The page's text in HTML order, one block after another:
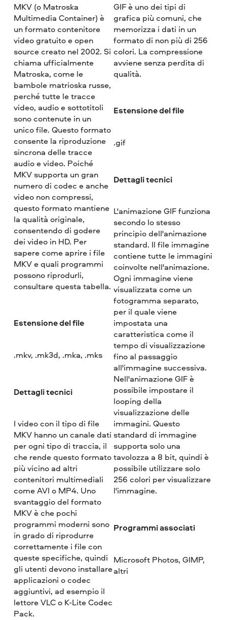
MKV (o Matroska
Multimedia Container) è
un formato contenitore
video gratuito e open
source creato nel 2002. Si
chiama ufficialmente
Matroska, come le
bambole matrioska russe,
perché tutte le tracce
video, audio e sottotitoli
sono contenute in un
unico file. Questo formato
consente la riproduzione
sincrona delle tracce
audio e video. Poiché
MKV supporta un gran
numero di codec e anche
video non compressi,
questo formato mantiene
la qualità originale,
consentendo di godere
dei video in HD. Per
sapere come aprire i file
MKV e quali programmi
possono riprodurli,
consultare questa tabella.
Estensione del file
.mkv, .mk3d, .mka, .mks
Dettagli tecnici
I video con il tipo di file
MKV hanno un canale dati
per ogni tipo di traccia, il
che rende questo formato
più vicino ad altri
contenitori multimediali
come AVI o MP4. Uno
svantaggio del formato
MKV è che pochi
programmi moderni sono
in grado di riprodurre
correttamente i file con
queste specifiche, quindi
gli utenti devono installare
applicazioni o codec
aggiuntivi, ad esempio il
lettore VLC o K-Lite Codec
Pack.
GIF è uno dei tipi di
grafica più comuni, che
memorizza i dati in un
formato di non più di 256
colori. La compressione
avviene senza perdita di
qualità.
Estensione del file
.gif
Dettagli tecnici
L'animazione GIF funziona
secondo lo stesso
principio dell'animazione
standard. Il file immagine
contiene tutte le immagini
coinvolte nell'animazione.
Ogni immagine viene
visualizzata come un
fotogramma separato,
per il quale viene
impostata una
caratteristica come il
tempo di visualizzazione
fino al passaggio
all'immagine successiva.
Nell'animazione GIF è
possibile impostare il
looping della
visualizzazione delle
immagini. Questo
standard di immagine
supporta solo una
tavolozza a 8 bit, quindi è
possibile utilizzare solo
256 colori per visualizzare
l'immagine.
Programmi associati
Microsoft Photos, GIMP,
altri